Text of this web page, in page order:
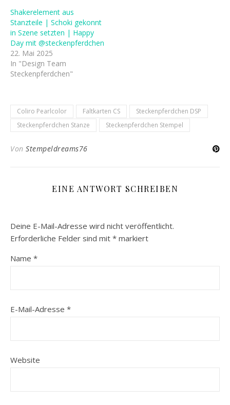
Shakerelement aus
Stanzteile | Schoki gekonnt
in Szene setzten | Happy
Day mit @steckenpferdchen
22. Mai 2025
In "Design Team
Steckenpferdchen"
Coliro Pearlcolor Faltkarten CS
Steckenpferdchen DSP
Steckenpferdchen Stanze
Steckenpferdchen Stempel
Von Stempeldreams76
EINE ANTWORT SCHREIBEN
Deine E-Mail-Adresse wird nicht veröffentlicht.
Erforderliche Felder sind mit * markiert
Name *
E-Mail-Adresse *
Website